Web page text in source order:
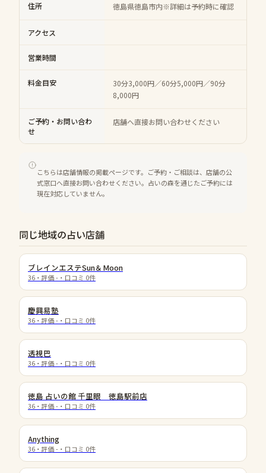
住所 徳島県徳島市内※詳細は予約時に確認
アクセス
営業時間
料金目安
30分3,000円／60分5,000円／90分
8,000円
ご予約・お問い合わ
せ
店舗へ直接お問い合わせください
こちらは店舗情報の掲載ページです。ご予約・ご相談は、店舗の公
式窓口へ直接お問い合わせください。占いの森を通じたご予約には
現在対応していません。
同じ地域の占い店舗
ブレインエステSun＆Moon
36 ・評価 - ・口コミ 0件
慶興易塾
36 ・評価 - ・口コミ 0件
透視巴
36 ・評価 - ・口コミ 0件
徳島 占いの館 千里眼 徳島駅前店
36 ・評価 - ・口コミ 0件
Anything
36 ・評価 - ・口コミ 0件